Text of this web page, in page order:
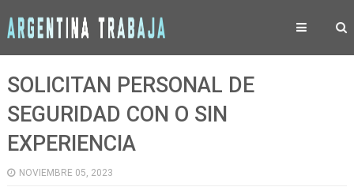
SOLICITAN PERSONAL DE
SEGURIDAD CON O SIN
EXPERIENCIA
NOVIEMBRE 05, 2023